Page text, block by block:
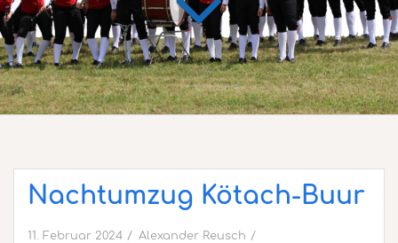
Nachtumzug Kötach-Buur
11. Februar 2024 Alexander Reusch